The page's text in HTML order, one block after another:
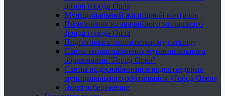
домов города Орла
Муниципальный жилищный контроль
Переселение из аварийного жилищного
фонда города Орла
Подготовка к отопительному периоду
Схема теплоснабжения муниципального
образования "Город Орёл"
Схемы водоснабжения и водоотведения
муниципального образования «Город Орёл»
Энергосбережение